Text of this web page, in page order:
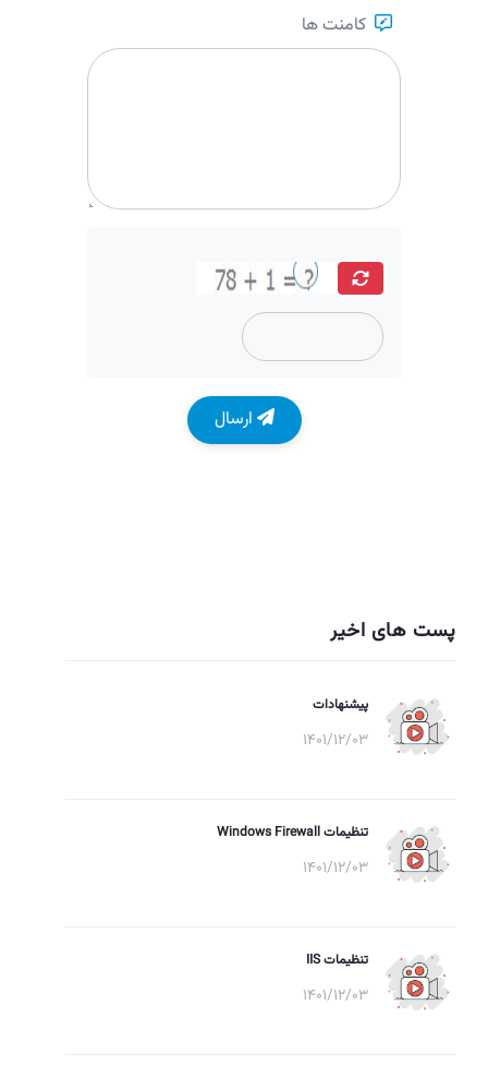
کامنت ها
پست های اخیر
پیشنهادات
1401/12/03
تنظیمات Windows Firewall
1401/12/03
تنظیمات IIS
1401/12/03